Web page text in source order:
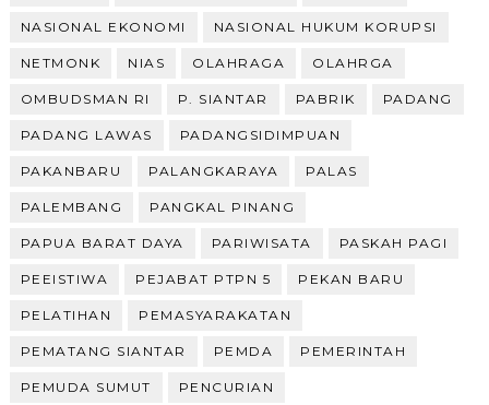
NASIONAL EKONOMI NASIONAL HUKUM KORUPSI
NETMONK NIAS OLAHRAGA OLAHRGA
OMBUDSMAN RI P. SIANTAR PABRIK PADANG
PADANG LAWAS PADANGSIDIMPUAN
PAKANBARU PALANGKARAYA PALAS
PALEMBANG PANGKAL PINANG
PAPUA BARAT DAYA PARIWISATA PASKAH PAGI
PEEISTIWA PEJABAT PTPN 5 PEKAN BARU
PELATIHAN PEMASYARAKATAN
PEMATANG SIANTAR PEMDA PEMERINTAH
PEMUDA SUMUT PENCURIAN